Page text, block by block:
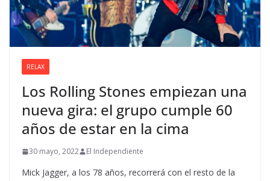
RELAX
Los Rolling Stones empiezan una
nueva gira: el grupo cumple 60
años de estar en la cima
30 mayo, 2022 El Independiente
Mick Jagger, a los 78 años, recorrerá con el resto de la